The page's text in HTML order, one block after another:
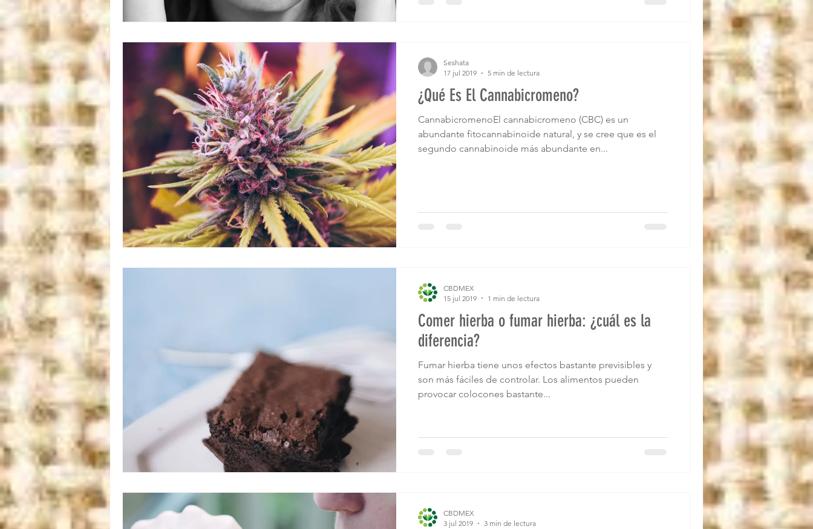
¿Qué Es El Cannabicromeno?
CannabicromenoEl cannabicromeno (CBC) es un
abundante fitocannabinoide natural, y se cree que es el
segundo cannabinoide más abundante en...
Seshata
17 jul 2019
5 min de lectura
Comer hierba o fumar hierba: ¿cuál es la
diferencia?
Fumar hierba tiene unos efectos bastante previsibles y
son más fáciles de controlar. Los alimentos pueden
provocar colocones bastante...
CBDMEX
15 jul 2019
1 min de lectura
CBDMEX
3 jul 2019
3 min de lectura